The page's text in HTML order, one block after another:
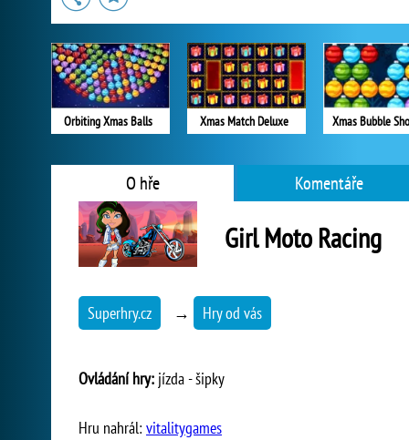
Orbiting Xmas Balls Xmas Match Deluxe Xmas Bubble
O hře Komentáře
Girl Moto Racing
Superhry.cz → Hry od vás
Ovládání hry: jízda - šipky
Hru nahrál: vitalitygames